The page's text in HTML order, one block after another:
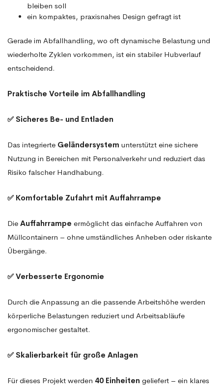
bleiben soll
ein kompaktes, praxisnahes Design gefragt ist
Gerade im Abfallhandling, wo oft dynamische Belastung und
wiederholte Zyklen vorkommen, ist ein stabiler Hubverlauf
entscheidend.
Praktische Vorteile im Abfallhandling
✅ Sicheres Be- und Entladen
Das integrierte Geländersystem unterstützt eine sichere
Nutzung in Bereichen mit Personalverkehr und reduziert das
Risiko falscher Handhabung.
✅ Komfortable Zufahrt mit Auffahrrampe
Die Auffahrrampe ermöglicht das einfache Auffahren von
Müllcontainern – ohne umständliches Anheben oder riskante
Übergänge.
✅ Verbesserte Ergonomie
Durch die Anpassung an die passende Arbeitshöhe werden
körperliche Belastungen reduziert und Arbeitsabläufe
ergonomischer gestaltet.
✅ Skalierbarkeit für große Anlagen
Für dieses Projekt werden 40 Einheiten geliefert – ein klares